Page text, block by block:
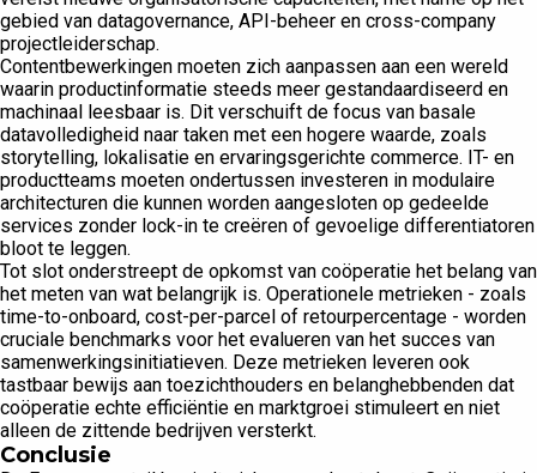
gebied van datagovernance, API-beheer en cross-company
projectleiderschap.
Contentbewerkingen moeten zich aanpassen aan een wereld
waarin productinformatie steeds meer gestandaardiseerd en
machinaal leesbaar is. Dit verschuift de focus van basale
datavolledigheid naar taken met een hogere waarde, zoals
storytelling, lokalisatie en ervaringsgerichte commerce. IT- en
productteams moeten ondertussen investeren in modulaire
architecturen die kunnen worden aangesloten op gedeelde
services zonder lock-in te creëren of gevoelige differentiatoren
bloot te leggen.
Tot slot onderstreept de opkomst van coöperatie het belang van
het meten van wat belangrijk is. Operationele metrieken - zoals
time-to-onboard, cost-per-parcel of retourpercentage - worden
cruciale benchmarks voor het evalueren van het succes van
samenwerkingsinitiatieven. Deze metrieken leveren ook
tastbaar bewijs aan toezichthouders en belanghebbenden dat
coöperatie echte efficiëntie en marktgroei stimuleert en niet
alleen de zittende bedrijven versterkt.
Conclusie